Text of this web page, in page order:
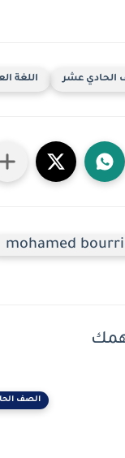
الحادي عشر اللغة
mohamed
الصف